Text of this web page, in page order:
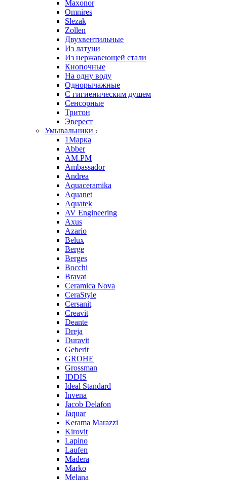
Maxonor
Omnires
Slezak
Zollen
Двухвентильные
Из латуни
Из нержавеющей стали
Кнопочные
На одну воду
Однорычажные
С гигиеническим душем
Сенсорные
Тритон
Эверест
Умывальники
1Марка
Abber
AM.PM
Ambassador
Andrea
Aquaceramika
Aquanet
Aquatek
AV Engineering
Axus
Azario
Belux
Berge
Berges
Bocchi
Bravat
Ceramica Nova
CeraStyle
Cersanit
Creavit
Deante
Dreja
Duravit
Geberit
GROHE
Grossman
IDDIS
Ideal Standard
Invena
Jacob Delafon
Jaquar
Kerama Marazzi
Kirovit
Lapino
Laufen
Madera
Marko
Melana